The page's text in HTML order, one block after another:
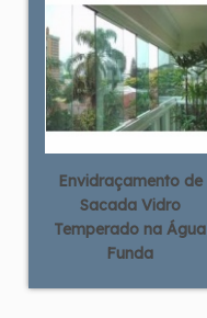
Envidraçamento de
Sacada Vidro
Temperado na Água
Funda